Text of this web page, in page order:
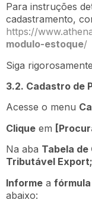
Para instruções
cadastramento,
https://
modulo-estoque/
Siga
3.2. Cadastro de
Acesse o menu
Clique em
Na aba Tabela de
Tributável Export;
Informe a
abaixo: